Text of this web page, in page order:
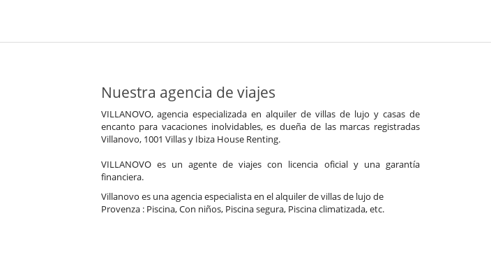
Nuestra agencia de viajes
VILLANOVO, agencia especializada en alquiler de villas de lujo y casas de
encanto para vacaciones inolvidables, es dueña de las marcas registradas
Villanovo, 1001 Villas y Ibiza House Renting.
VILLANOVO es un agente de viajes con licencia oficial y una garantía
financiera.
Villanovo es una agencia especialista en el alquiler de villas de lujo de
Provenza : Piscina, Con niños, Piscina segura, Piscina climatizada, etc.